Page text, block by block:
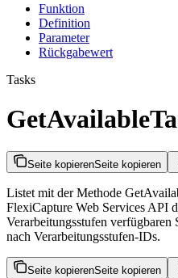
Funktion
Definition
Parameter
Rückgabewert
Tasks
Seite kopierenSeite kopieren
Listet mit der Methode
FlexiCapture Web Services API
Verarbeitungsstufen
nach Verarbeitungsstufen-IDs.
Seite kopierenSeite kopieren